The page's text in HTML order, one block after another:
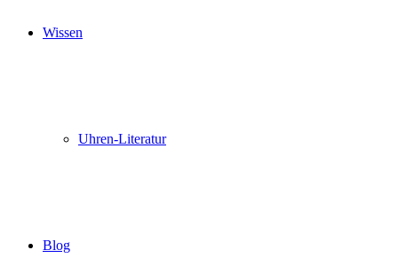
Wissen
Uhren-Literatur
Blog